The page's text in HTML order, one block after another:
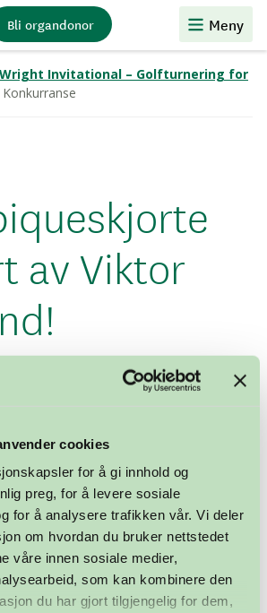
cookies
for å gi innhold og
preg, for å levere sosiale
for å analysere trafikken vår. Vi deler
om hvordan du bruker nettstedet
våre innen sosiale medier,
som kan kombinere den
du har gjort tilgjengelig for dem,
Bli organdonor Meny
Wright Invitational – Golfturnering for
Konkurranse
av Viktor
og bli med i trekningen av
under innen søndag 29. juni